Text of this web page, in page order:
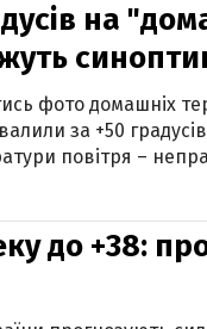
на
фото домашніх
за +50
повітря –
до +38: